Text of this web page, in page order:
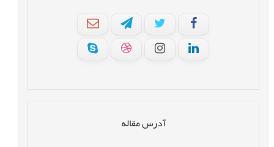
آدرس مقاله